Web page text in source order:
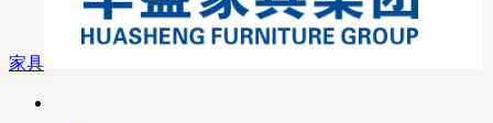
家具